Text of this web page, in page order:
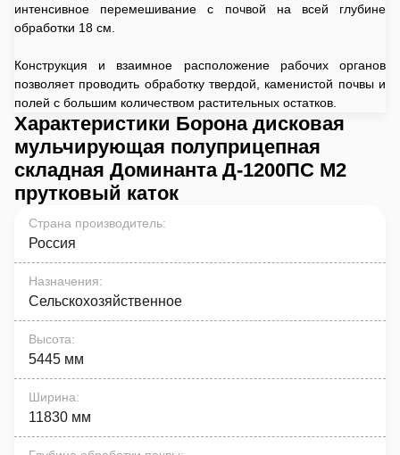
интенсивное перемешивание с почвой на всей глубине
обработки 18 см.
Конструкция и взаимное расположение рабочих органов
позволяет проводить обработку твердой, каменистой почвы и
полей с большим количеством растительных остатков.
Характеристики Борона дисковая
мульчирующая полуприцепная
складная Доминанта Д-1200ПС М2
прутковый каток
Страна производитель:
Россия
Назначения:
Сельскохозяйственное
Высота:
5445 мм
Ширина:
11830 мм